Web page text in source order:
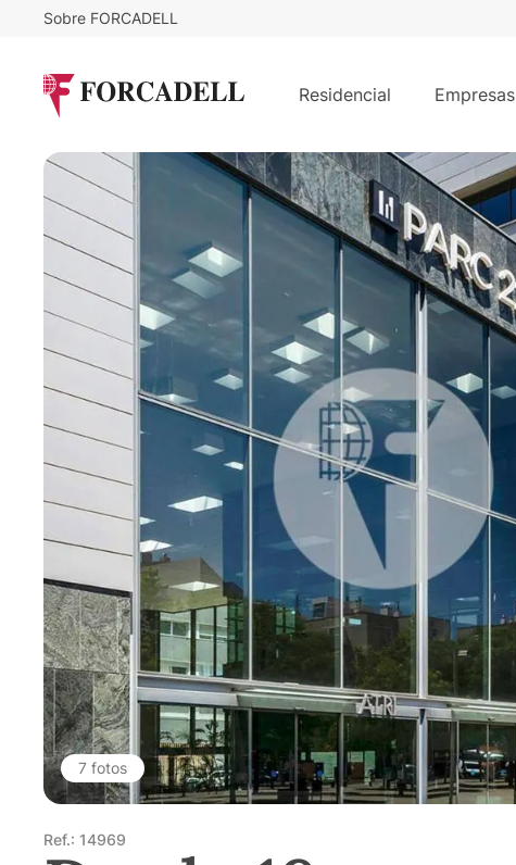
Sobre FORCADELL
Residencial Empresas
ATRIUM 22@ - EDIF. D
7 fotos
Ref.: 14969